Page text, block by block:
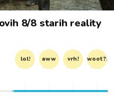
8/8 starih reality
lol! aww vrh! woot?!